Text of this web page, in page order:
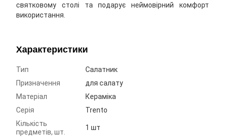
святковому столі та подарує неймовірний комфорт
використання.
Характеристики
Тип
Салатник
Призначення
для салату
Матеріал
Кераміка
Серія
Trento
Кількість
предметів, шт.
1 шт